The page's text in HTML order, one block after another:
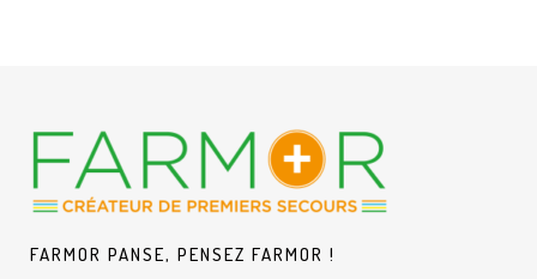
FARMOR PANSE, PENSEZ FARMOR !